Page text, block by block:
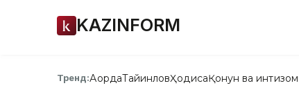
KAZINFORM
Тренд:АқордаТайинловҲодисаҚонун ва интизом